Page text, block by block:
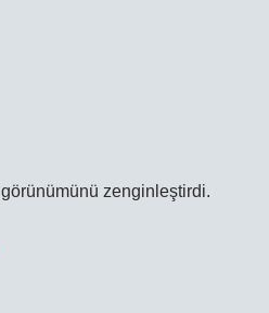
görünümünü zenginleştirdi.